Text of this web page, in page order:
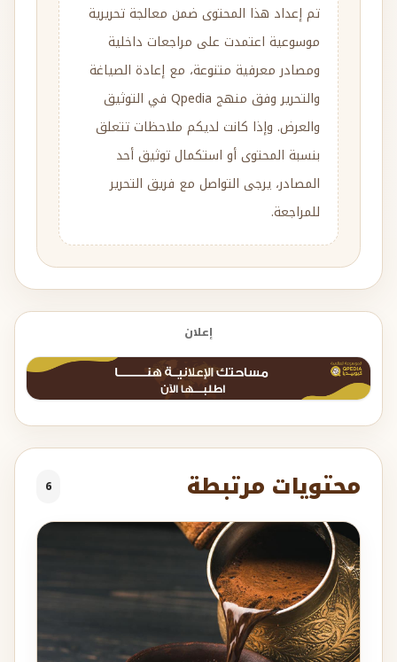
تم إعداد هذا المحتوى ضمن معالجة تحريرية
موسوعية اعتمدت على مراجعات داخلية
ومصادر معرفية متنوعة، مع إعادة الصياغة
والتحرير وفق منهج Qpedia في التوثيق
والعرض. وإذا كانت لديكم ملاحظات تتعلق
بنسبة المحتوى أو استكمال توثيق أحد
المصادر، يرجى التواصل مع فريق التحرير
للمراجعة.
إعلان
محتويات مرتبطة 6